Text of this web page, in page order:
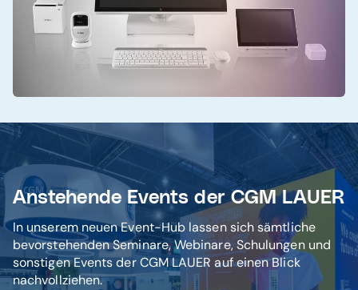
Anstehende Events der CGM LAUER
In unserem neuen Event-Hub lassen sich sämtliche
bevorstehenden Seminare, Webinare, Schulungen und
sonstigen Events der CGM LAUER auf einen Blick
nachvollziehen.